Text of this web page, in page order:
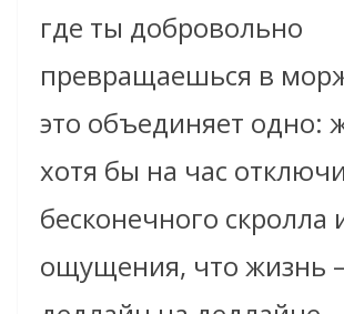
где ты добровольно
превращаешься в
это объединяет одно:
хотя бы на час
бесконечного скролла
ощущения, что жизнь